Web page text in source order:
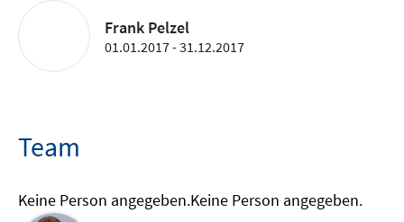
Frank Pelzel
01.01.2017 - 31.12.2017
Team
Keine Person angegeben.Keine Person angegeben.